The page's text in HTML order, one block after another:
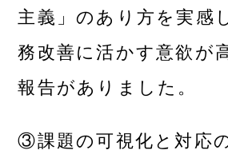
主義」のあり方を実感
務改善に活かす意欲が
報告がありました。
③課題の可視化と対応